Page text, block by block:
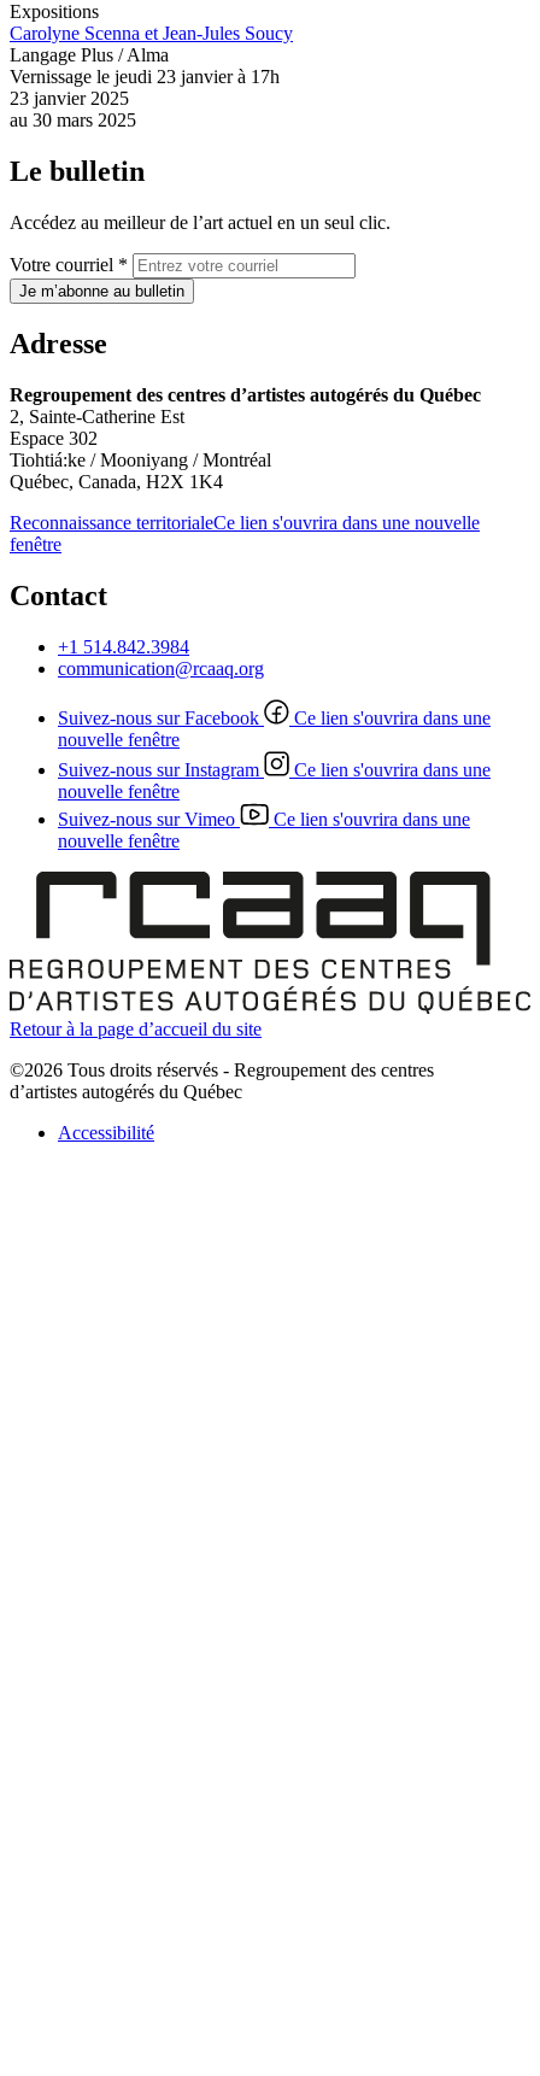
Expositions
Carolyne Scenna et Jean-Jules Soucy
Langage Plus / Alma
Vernissage le jeudi 23 janvier à 17h
23 janvier 2025
au 30 mars 2025
Le bulletin
Accédez au meilleur de l’art actuel en un seul clic.
Votre courriel *
Je m’abonne au bulletin
Adresse
Regroupement des centres d’artistes autogérés du Québec
2, Sainte-Catherine Est
Espace 302
Tiohtiá:ke / Mooniyang / Montréal
Québec, Canada, H2X 1K4
Reconnaissance territorialeCe lien s'ouvrira dans une nouvelle
fenêtre
Contact
+1 514.842.3984
communication@rcaaq.org
Suivez-nous sur Facebook
Ce lien s'ouvrira dans une
nouvelle fenêtre
Suivez-nous sur Instagram
Ce lien s'ouvrira dans une
nouvelle fenêtre
Suivez-nous sur Vimeo
Ce lien s'ouvrira dans une
nouvelle fenêtre
Retour à la page d’accueil du site
©2026 Tous droits réservés - Regroupement des centres
d’artistes autogérés du Québec
Accessibilité